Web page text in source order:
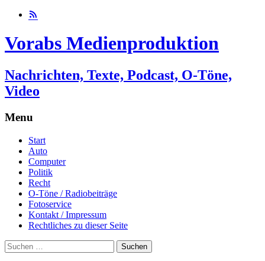
Vorabs Medienproduktion
Nachrichten, Texte, Podcast, O-Töne,
Video
Menu
Skip
content
Start
Auto
Computer
Politik
Recht
O-Töne / Radiobeiträge
Fotoservice
Kontakt / Impressum
Rechtliches zu dieser Seite
Suchen
nach: